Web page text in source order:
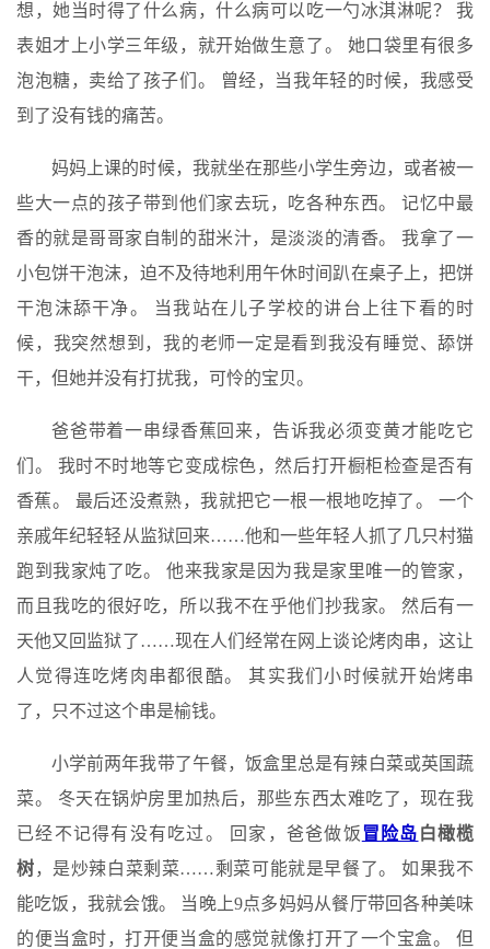
想，她当时得了什么病，什么病可以吃一勺冰淇淋呢？ 我
表姐才上小学三年级，就开始做生意了。 她口袋里有很多
泡泡糖，卖给了孩子们。 曾经，当我年轻的时候，我感受
到了没有钱的痛苦。
妈妈上课的时候，我就坐在那些小学生旁边，或者被一
些大一点的孩子带到他们家去玩，吃各种东西。 记忆中最
香的就是哥哥家自制的甜米汁，是淡淡的清香。 我拿了一
小包饼干泡沫，迫不及待地利用午休时间趴在桌子上，把饼
干泡沫舔干净。 当我站在儿子学校的讲台上往下看的时
候，我突然想到，我的老师一定是看到我没有睡觉、舔饼
干，但她并没有打扰我，可怜的宝贝。
爸爸带着一串绿香蕉回来，告诉我必须变黄才能吃它
们。 我时不时地等它变成棕色，然后打开橱柜检查是否有
香蕉。 最后还没煮熟，我就把它一根一根地吃掉了。 一个
亲戚年纪轻轻从监狱回来……他和一些年轻人抓了几只村猫
跑到我家炖了吃。 他来我家是因为我是家里唯一的管家，
而且我吃的很好吃，所以我不在乎他们抄我家。 然后有一
天他又回监狱了……现在人们经常在网上谈论烤肉串，这让
人觉得连吃烤肉串都很酷。 其实我们小时候就开始烤串
了，只不过这个串是榆钱。
小学前两年我带了午餐，饭盒里总是有辣白菜或英国蔬
菜。 冬天在锅炉房里加热后，那些东西太难吃了，现在我
已经不记得有没有吃过。 回家，爸爸做饭冒险岛 白橄榄
树，是炒辣白菜剩菜……剩菜可能就是早餐了。 如果我不
能吃饭，我就会饿。 当晚上9点多妈妈从餐厅带回各种美味
的便当盒时，打开便当盒的感觉就像打开了一个宝盒。 但